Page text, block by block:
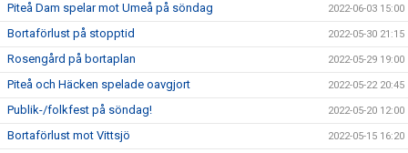
Piteå Dam spelar mot Umeå på söndag 2022-06-03 15:00
Bortaförlust på stopptid 2022-05-30 21:15
Rosengård på bortaplan 2022-05-29 19:00
Piteå och Häcken spelade oavgjort 2022-05-22 20:45
Publik-/folkfest på söndag! 2022-05-20 12:00
Bortaförlust mot Vittsjö 2022-05-15 16:20